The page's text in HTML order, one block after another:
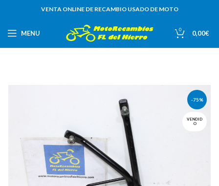
VENTA ONLINE DE RECAMBIO USADO DE MOTO
MENU 0 0,00€
-75%
VENDID
O